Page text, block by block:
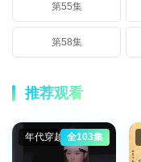
第55集
第58集
推荐观看
年代穿越 全103集